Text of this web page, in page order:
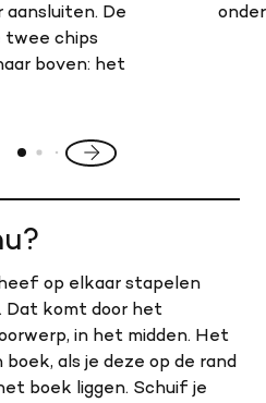
aansluiten. De
twee chips
boven: het
Volgende
op elkaar stapelen
Dat komt door het
in het midden. Het
als je deze op de rand
boek liggen. Schuif je